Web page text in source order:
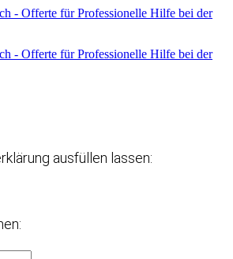
- Offerte für Professionelle Hilfe bei der
- Offerte für Professionelle Hilfe bei der
ausfüllen lassen: